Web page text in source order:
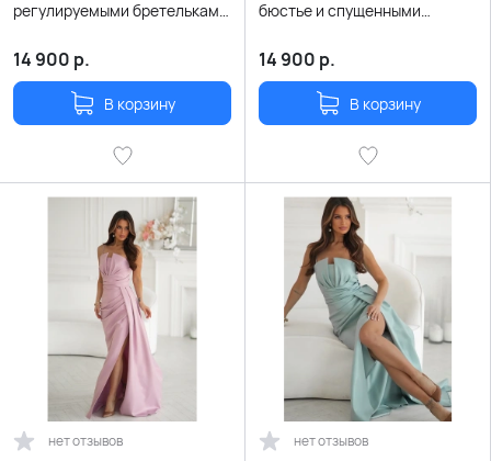
регулируемыми бретельками
14 900 р.
В корзину
бюстье и спущенными
14 900 р.
В корзину
нет отзывов нет отзывов